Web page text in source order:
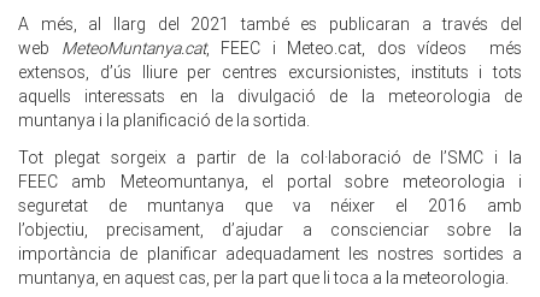
A més, al llarg del 2021 també es publicaran a través del
web MeteoMuntanya.cat, FEEC i Meteo.cat, dos vídeos més
extensos, d’ús lliure per centres excursionistes, instituts i tots
aquells interessats en la divulgació de la meteorologia de
muntanya i la planificació de la sortida.
Tot plegat sorgeix a partir de la col·laboració de l’SMC i la
FEEC amb Meteomuntanya, el portal sobre meteorologia i
seguretat de muntanya que va néixer el 2016 amb
l’objectiu, precisament, d’ajudar a conscienciar sobre la
importància de planificar adequadament les nostres sortides a
muntanya, en aquest cas, per la part que li toca a la meteorologia.